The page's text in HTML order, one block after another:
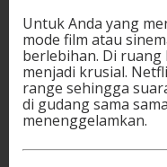
Untuk Anda yang
mode film atau
berlebihan. Di ruang
menjadi krusial.
range sehingga
di gudang sama
menenggelamkan.